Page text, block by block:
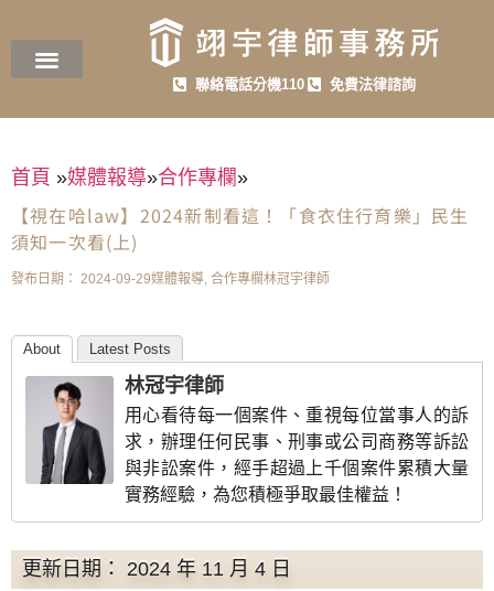
聯絡電話分機110 免費法律諮詢
首頁 »媒體報導»合作專欄»
【視在哈law】2024新制看這！「食衣住行育樂」民生
須知一次看(上)
發布日期： 2024-09-29媒體報導, 合作專欄林冠宇律師
About Latest Posts
林冠宇律師
用心看待每一個案件、重視每位當事人的訴
求，辦理任何民事、刑事或公司商務等訴訟
與非訟案件，經手超過上千個案件累積大量
實務經驗，為您積極爭取最佳權益！
更新日期： 2024 年 11 月 4 日